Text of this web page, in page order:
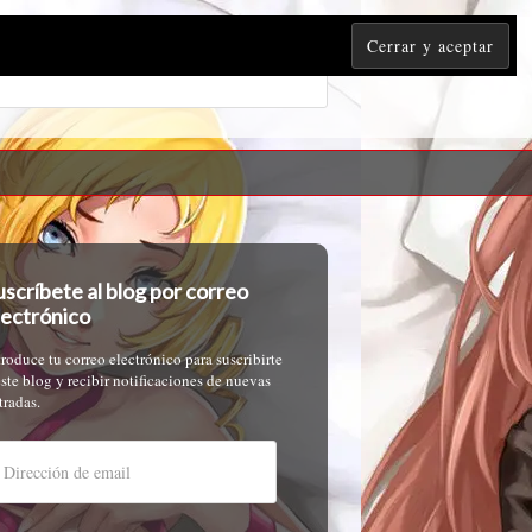
al blog por correo
tu correo electrónico para suscribirte
blog y recibir notificaciones de nuevas